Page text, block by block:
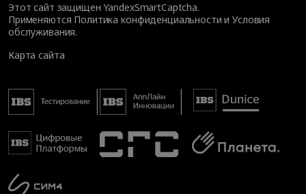
Этот сайт защищен YandexSmartCaptcha.
Применяются Политика конфиденциальности иУсловия
обслуживания.
Карта сайта